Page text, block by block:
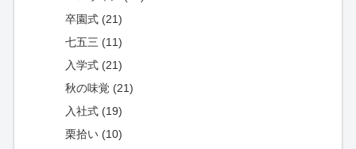
卒園式 (21)
七五三 (11)
入学式 (21)
秋の味覚 (21)
入社式 (19)
栗拾い (10)